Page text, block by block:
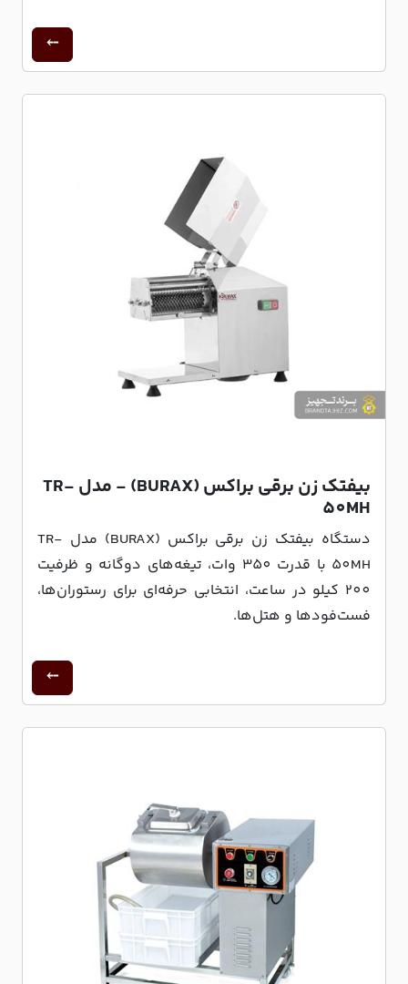
بیفتک زن برقی براکس (BURAX) - مدل TR-
50MH
دستگاه بیفتک زن برقی براکس (BURAX) مدل TR-
50MH با قدرت 350 وات، تیغه‌های دوگانه و ظرفیت
200 کیلو در ساعت، انتخابی حرفه‌ای برای رستوران‌ها،
فست‌فودها و هتل‌ها.